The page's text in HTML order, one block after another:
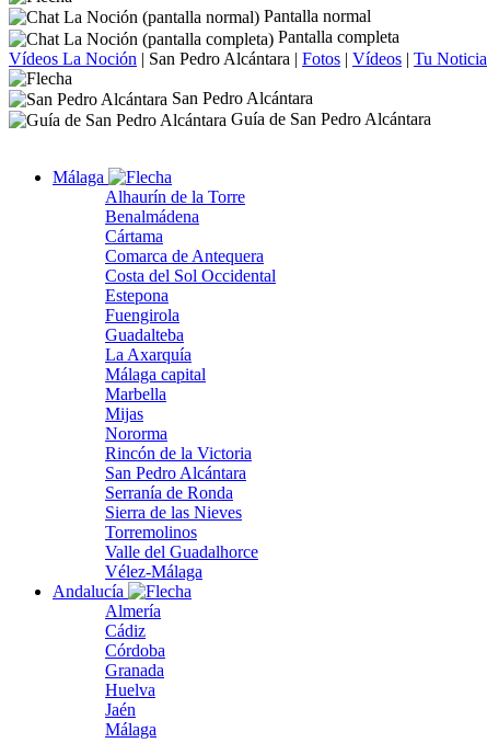
Pantalla normal
Pantalla completa
Vídeos La Noción | San Pedro Alcántara | Fotos | Vídeos | Tu Noticia
San Pedro Alcántara
Guía de San Pedro Alcántara
Málaga
Alhaurín de la Torre
Benalmádena
Cártama
Comarca de Antequera
Costa del Sol Occidental
Estepona
Fuengirola
Guadalteba
La Axarquía
Málaga capital
Marbella
Mijas
Nororma
Rincón de la Victoria
San Pedro Alcántara
Serranía de Ronda
Sierra de las Nieves
Torremolinos
Valle del Guadalhorce
Vélez-Málaga
Andalucía
Almería
Cádiz
Córdoba
Granada
Huelva
Jaén
Málaga